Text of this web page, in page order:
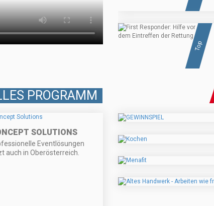
Top
PROGRAMM
SOLUTIONS
Eventlösungen
auch in Oberösterreich.